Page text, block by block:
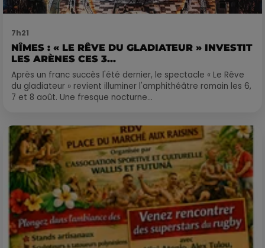
7h21
NÎMES : « LE RÊVE DU GLADIATEUR » INVESTIT
LES ARÈNES CES 3...
Après un franc succès l'été dernier, le spectacle « Le Rêve
du gladiateur » revient illuminer l'amphithéâtre romain les 6,
7 et 8 août. Une fresque nocturne...